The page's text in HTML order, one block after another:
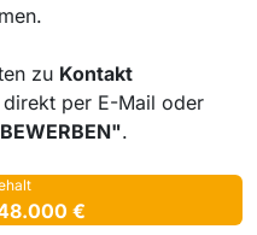
zu Kontakt
per E-Mail oder
.
€